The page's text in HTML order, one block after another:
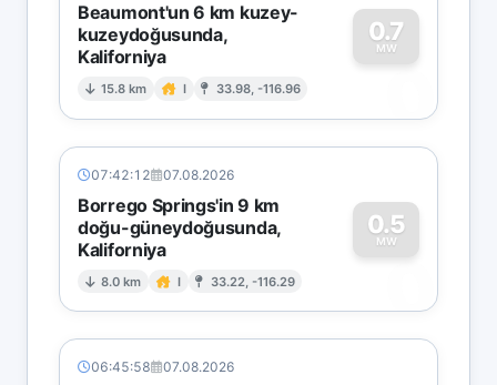
Beaumont'un 6 km kuzey-
kuzeydoğusunda,
Kaliforniya
15.8 km I 33.98, -116.96
0.7
MW
0
07:42:12 07.08.2026
Borrego Springs'in 9 km
doğu-güneydoğusunda,
Kaliforniya
8.0 km I 33.22, -116.29
0.5
MW
0
06:45:58 07.08.2026